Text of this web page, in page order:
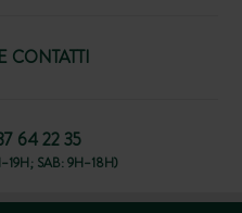
CONTATTI
64 22 35
SAB: 9H–18H)